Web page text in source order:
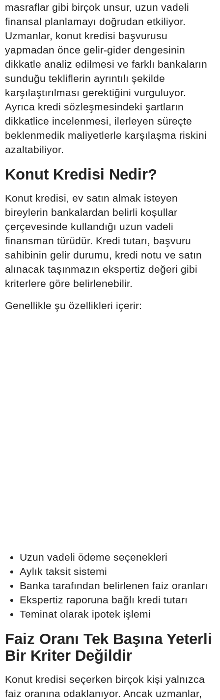
masraflar gibi birçok unsur, uzun vadeli
finansal planlamayı doğrudan etkiliyor.
Uzmanlar, konut kredisi başvurusu
yapmadan önce gelir-gider dengesinin
dikkatle analiz edilmesi ve farklı bankaların
sunduğu tekliflerin ayrıntılı şekilde
karşılaştırılması gerektiğini vurguluyor.
Ayrıca kredi sözleşmesindeki şartların
dikkatlice incelenmesi, ilerleyen süreçte
beklenmedik maliyetlerle karşılaşma riskini
azaltabiliyor.
Konut Kredisi Nedir?
Konut kredisi, ev satın almak isteyen
bireylerin bankalardan belirli koşullar
çerçevesinde kullandığı uzun vadeli
finansman türüdür. Kredi tutarı, başvuru
sahibinin gelir durumu, kredi notu ve satın
alınacak taşınmazın ekspertiz değeri gibi
kriterlere göre belirlenebilir.
Genellikle şu özellikleri içerir:
Uzun vadeli ödeme seçenekleri
Aylık taksit sistemi
Banka tarafından belirlenen faiz oranları
Ekspertiz raporuna bağlı kredi tutarı
Teminat olarak ipotek işlemi
Faiz Oranı Tek Başına Yeterli
Bir Kriter Değildir
Konut kredisi seçerken birçok kişi yalnızca
faiz oranına odaklanıyor. Ancak uzmanlar,